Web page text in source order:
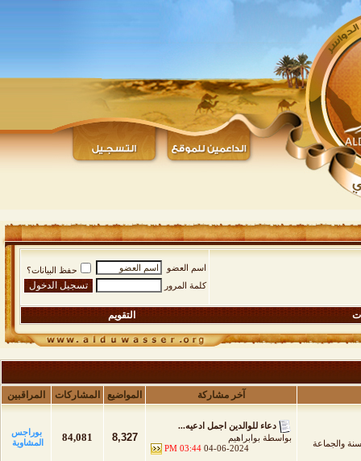
اسم العضو
حفظ البيانات؟
كلمة المرور
التقويم
آخر مشاركة المواضيع المشاركات المراقبين
والجماعة
دعاء للوالدين اجمل ادعيه...
بواسطة بوابراهيم
04-06-2024
03:44 PM
8,327
84,081
بوراجس
المشاوية